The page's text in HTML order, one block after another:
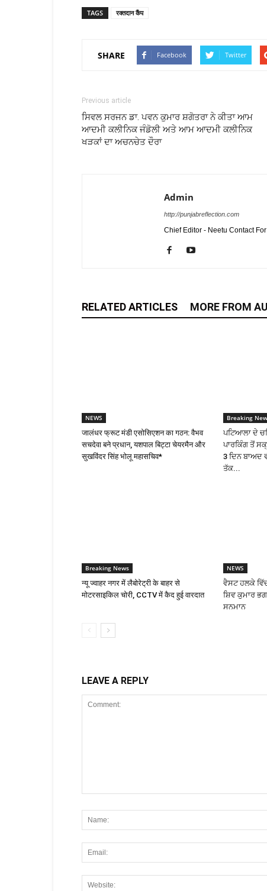
TAGS रक्तदान कैंप
SHARE Facebook Twitter
Previous article
ਸਿਵਲ ਸਰਜਨ ਡਾ. ਪਵਨ ਕੁਮਾਰ ਸ਼ਗੋਤਰਾ ਨੇ ਕੀਤਾ ਆਮ
ਆਦਮੀ ਕਲੀਨਿਕ ਜੰਡੋਲੀ ਅਤੇ ਆਮ ਆਦਮੀ ਕਲੀਨਿਕ
ਖੜਕਾਂ ਦਾ ਅਚਨਚੇਤ ਦੌਰਾ
Admin
http://punjabreflection.com
Chief Editor - Neetu Contact
RELATED ARTICLES MORE FROM
NEWS
जालंधर फ्रूट मंडी एसोसिएशन का गठन: वैभव
सचदेवा बने प्रधान, यशपाल बिट्टा चेयरमैन और
सुखविंदर सिंह भोलू महासचिव*
Breaking
ਪਟਿਆਲਾ ਦੇ
ਪਾਰਕਿੰਗ ਤੋਂ
3 ਦਿਨ ਬਾਅਦ
ਤੱਕ...
Breaking News
न्यू ज्वाहर नगर में लैबोरेट्री के बाहर से
मोटरसाइकिल चोरी, CCTV में कैद हुई वारदात
NEWS
ਵੈਸਟ ਹਲਕੇ
ਸ਼ਿਵ ਕੁਮਾਰ
ਸਨਮਾਨ
LEAVE A REPLY